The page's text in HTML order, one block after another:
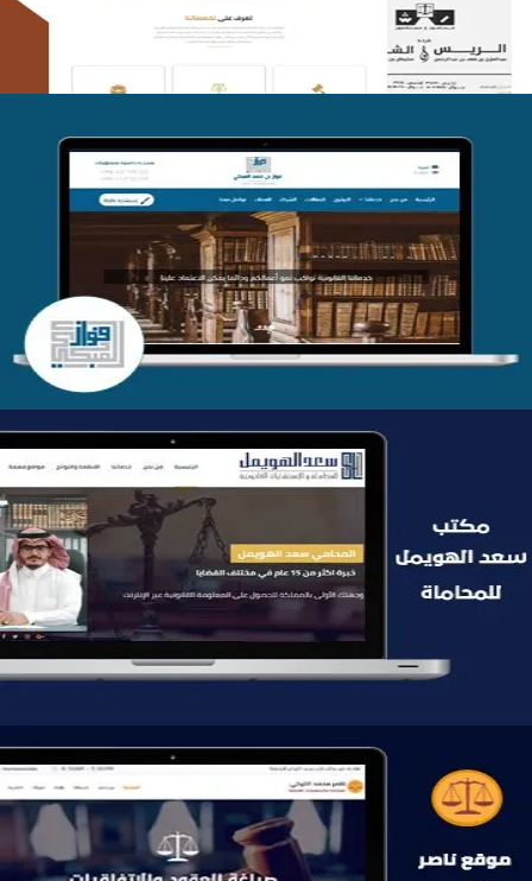
موقع فواز المبكي للمحاماة
التفاصيل
موقع سعد الهويمل للمحاماة
التفاصيل
موقع ناصر التركي للمحاماة